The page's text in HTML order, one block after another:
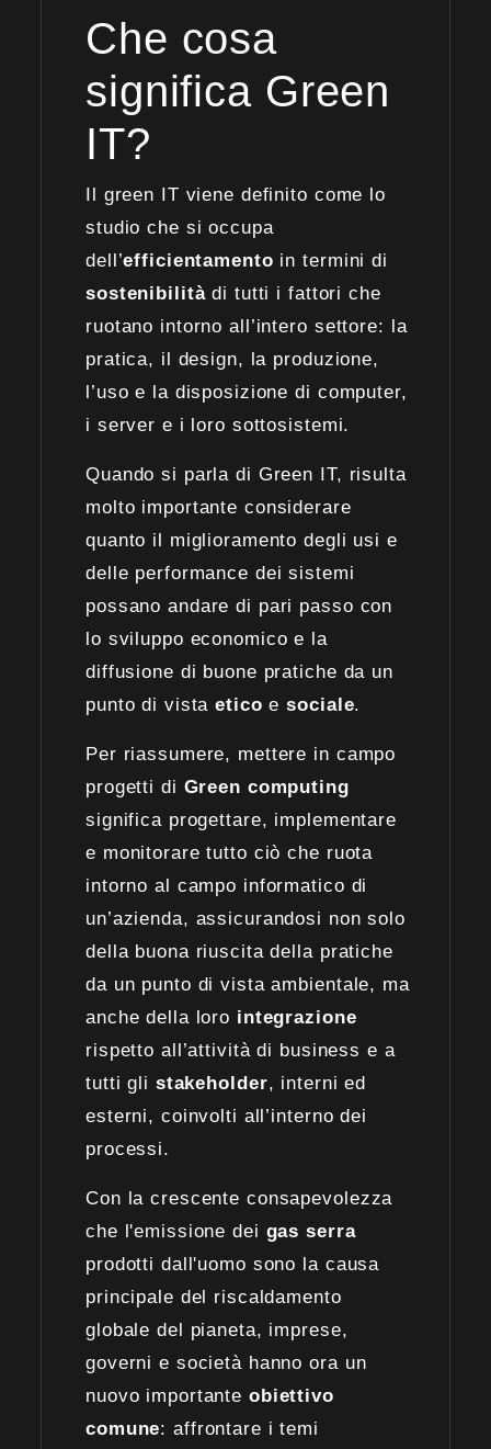
Che cosa
significa Green
IT?
Il green IT viene definito come lo
studio che si occupa
dell’efficientamento in termini di
sostenibilitàdi tutti i fattori che
ruotano intorno all’intero settore: la
pratica, il design, la produzione,
l’uso e la disposizione di computer,
i server e i loro sottosistemi.
Quando si parla di Green IT, risulta
molto importante considerare
quanto il miglioramento degli usi e
delle performance dei sistemi
possano andare di pari passo con
lo sviluppo economico e la
diffusione di buone pratiche da un
punto di vistaetico esociale.
Per riassumere, mettere in campo
progetti di Green computing
significa progettare, implementare
e monitorare tutto ciò che ruota
intorno al campo informatico di
un’azienda, assicurandosi non solo
della buona riuscita della pratiche
da un punto di vista ambientale, ma
anche della loro integrazione
rispetto all’attività di business e a
tutti gli stakeholder, interni ed
esterni, coinvolti all’interno dei
processi.
Con la crescente consapevolezza
che l'emissione dei gas serra
prodotti dall'uomo sono la causa
principale del riscaldamento
globale del pianeta, imprese,
governi e società hanno ora un
nuovo importante obiettivo
comune: affrontare i temi